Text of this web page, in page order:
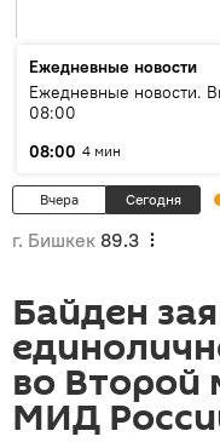
Ежедневные новости
Ежедневные новости.
08:00
08:00 4 мин
Вчера Сегодня
г. Бишкек 89.3
Байден
во Второй
МИД